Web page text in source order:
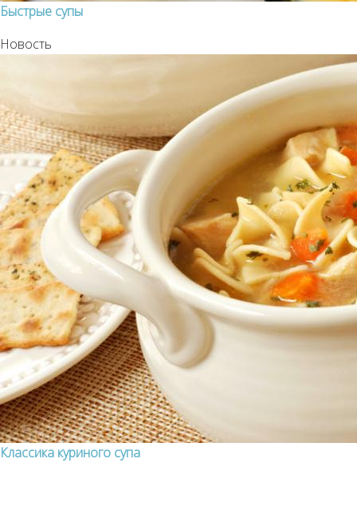
Быстрые супы
Новость
Классика куриного супа